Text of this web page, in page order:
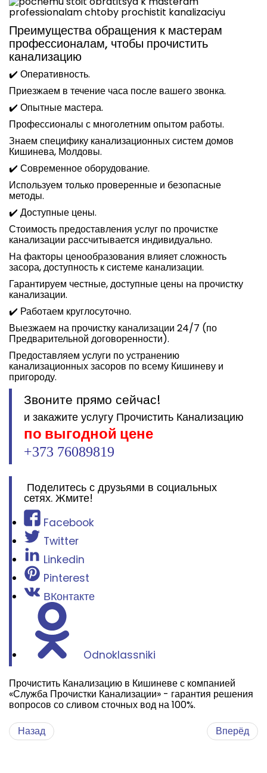
Преимущества обращения к мастерам
профессионалам, чтобы прочистить
канализацию
✔️ Оперативность.
Приезжаем в течение часа после вашего звонка.
✔️ Опытные мастера.
Профессионалы с многолетним опытом работы.
Знаем специфику канализационных систем домов
Кишинева, Молдовы.
✔️ Современное оборудование.
Используем только проверенные и безопасные
методы.
✔️ Доступные цены.
Стоимость предоставления услуг по прочистке
канализации рассчитывается индивидуально.
На факторы ценообразования влияет сложность
засора, доступность к системе канализации.
Гарантируем честные, доступные цены на прочистку
канализации.
✔️ Работаем круглосуточно.
Выезжаем на прочистку канализации 24/7 (по
Предварительной договоренности).
Предоставляем услуги по устранению
канализационных засоров по всему Кишиневу и
пригороду.
Звоните прямо сейчас!
и закажите услугу Прочистить Канализацию
по выгодной цене
+373 76089819
Поделитесь с друзьями в социальных
сетях. Жмите!
Facebook
Twitter
Linkedin
Pinterest
ВКонтакте
Odnoklassniki
Прочистить Канализацию в Кишиневе с компанией
«Служба Прочистки Канализации» - гарантия решения
вопросов со сливом сточных вод на 100%.
Назад
Вперёд